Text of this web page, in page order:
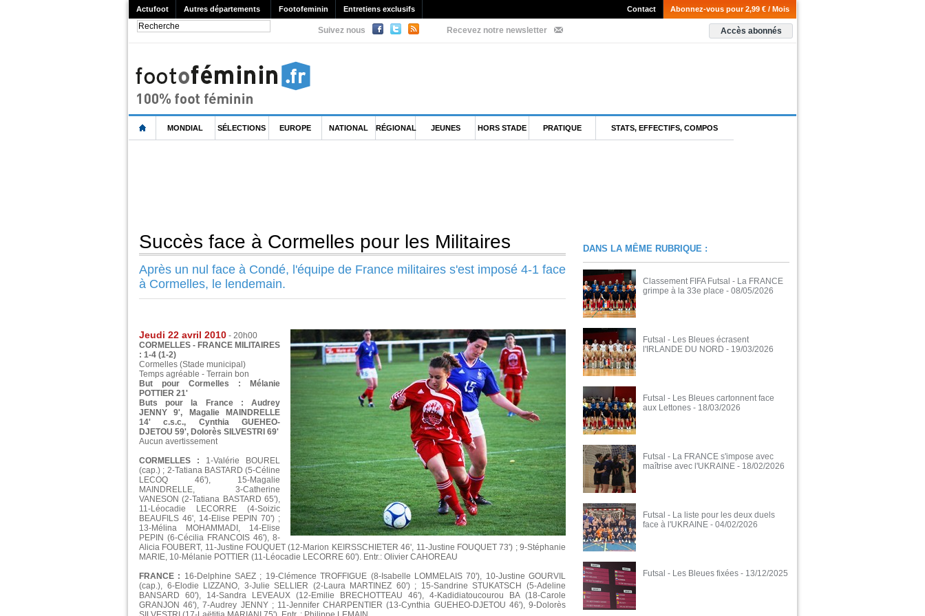
Actufoot Autres départements Footofeminin Entretiens exclusifs Abonnez-vous pour 2,99 € / Mois
Contact
Suivez nous Recevez notre newsletter Accès abonnés
MONDIAL SÉLECTIONS EUROPE NATIONAL RÉGIONAL JEUNES HORS STADE PRATIQUE STATS, EFFECTIFS, COMPOS
Succès face à Cormelles pour les Militaires
Après un nul face à Condé, l'équipe de France militaires s'est imposé 4-1 face
à Cormelles, le lendemain.
Jeudi 22 avril 2010 - 20h00
CORMELLES - FRANCE MILITAIRES
: 1-4 (1-2)
Cormelles (Stade municipal)
Temps agréable - Terrain bon
But pour Cormelles : Mélanie
POTTIER 21'
Buts pour la France : Audrey
JENNY 9', Magalie MAINDRELLE
14' c.s.c., Cynthia GUEHEO-
DJETOU 59', Dolorès SILVESTRI 69'
Aucun avertissement
CORMELLES : 1-Valérie BOUREL
(cap.) ; 2-Tatiana BASTARD (5-Céline
LECOQ 46'), 15-Magalie
MAINDRELLE, 3-Catherine
VANESON (2-Tatiana BASTARD 65'),
11-Léocadie LECORRE (4-Soizic
BEAUFILS 46', 14-Elise PEPIN 70') ;
13-Mélina MOHAMMADI, 14-Elise
PEPIN (6-Cécilia FRANCOIS 46'), 8-
Alicia FOUBERT, 11-Justine FOUQUET (12-Marion KEIRSSCHIETER 46', 11-Justine FOUQUET 73') ; 9-Stéphanie
MARIE, 10-Mélanie POTTIER (11-Léocadie LECORRE 60'). Entr.: Olivier CAHOREAU
FRANCE : 16-Delphine SAEZ ; 19-Clémence TROFFIGUE (8-Isabelle LOMMELAIS 70'), 10-Justine GOURVIL
(cap.), 6-Elodie LIZZANO, 3-Julie SELLIER (2-Laura MARTINEZ 60') ; 15-Sandrine STUKATSCH (5-Adeline
BANSARD 60'), 14-Sandra LEVEAUX (12-Emilie BRECHOTTEAU 46'), 4-Kadidiatoucourou BA (18-Carole
GRANJON 46'), 7-Audrey JENNY ; 11-Jennifer CHARPENTIER (13-Cynthia GUEHEO-DJETOU 46'), 9-Dolorès
DANS LA MÊME RUBRIQUE :
Classement FIFA Futsal - La FRANCE
grimpe à la 33e place - 08/05/2026
Futsal - Les Bleues écrasent
l'IRLANDE DU NORD - 19/03/2026
Futsal - Les Bleues cartonnent face
aux Lettones - 18/03/2026
Futsal - La FRANCE s'impose avec
maîtrise avec l'UKRAINE - 18/02/2026
Futsal - La liste pour les deux duels
face à l'UKRAINE - 04/02/2026
Futsal - Les Bleues fixées - 13/12/2025